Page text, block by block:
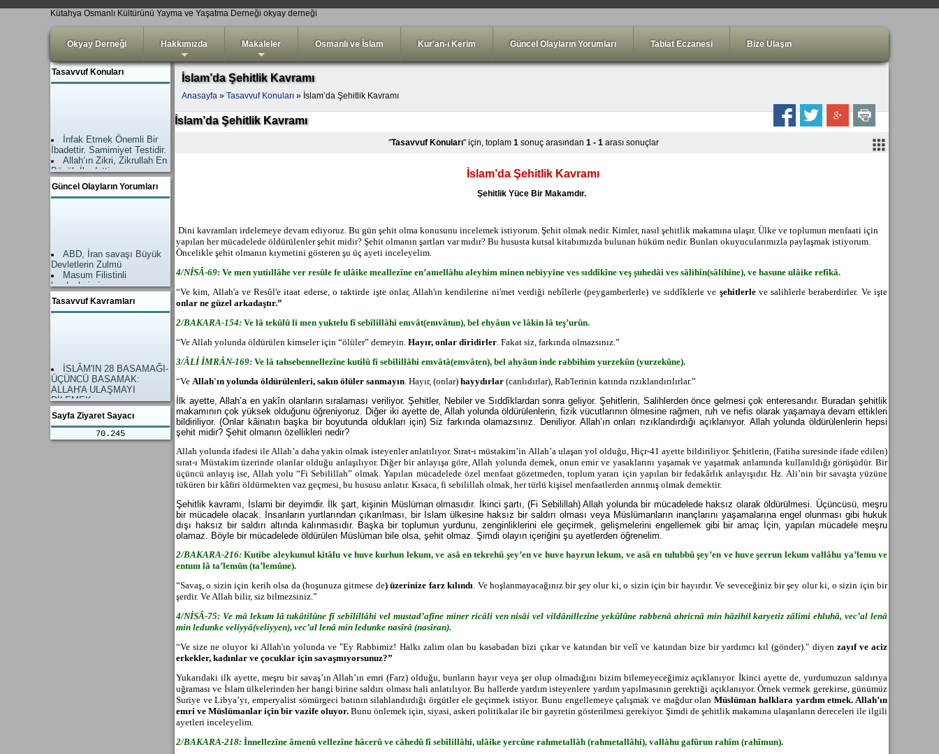
Kütahya Osmanlı Kültürünü Yayma ve Yaşatma Derneği okyay derneği
Okyay Derneği
+
Hakkımızda
+
Makaleler Osmanlı ve İslam Kur'an-ı Kerim Güncel Olayların Yorumları Tabiat Eczanesi Bize Ulaşın
İslam’da Şehitlik Kavramı
Anasayfa » Tasavvuf Konuları » İslam’da Şehitlik Kavramı
İslam’da Şehitlik Kavramı
"Tasavvuf Konuları" için, toplam 1sonuç arasından 1 - 1arası sonuçlar
İslam’da Şehitlik Kavramı
Şehitlik Yüce Bir Makamdır.
Dini kavramları irdelemeye devam ediyoruz. Bu gün şehit olma konusunu incelemek istiyorum. Şehit olmak nedir. Kimler, nasıl şehitlik makamına ulaşır. Ülke ve toplumun menfaati için
yapılan her mücadelede öldürülenler şehit midir? Şehit olmanın şartları var mıdır? Bu hususta kutsal kitabımızda bulunan hüküm nedir. Bunları okuyucularımızla paylaşmak istiyorum.
Öncelikle şehit olmanın kıymetini gösteren şu üç ayeti inceleyelim.
4/NİSÂ-69: Ve men yutiıllâhe ver resûle fe ulâike meallezîne en’amellâhu aleyhim minen nebiyyîne ves sıddîkîne veş şuhedâi ves sâlihîn(sâlihîne), ve hasune ulâike refîkâ.
“Ve kim, Allah'a ve Resûl'e itaat ederse, o taktirde işte onlar, Allah'ın kendilerine ni'met verdiği nebîlerle (peygamberlerle) ve sıddîklerle ve şehitlerleve salihlerle beraberdirler. Ve işte
onlar ne güzel arkadaştır.”
2/BAKARA-154: Ve lâ tekûlû li men yuktelu fî sebîlillâhi emvât(emvâtun), bel ehyâun ve lâkin lâ teş’urûn.
“Ve Allah yolunda öldürülen kimseler için “ölüler” demeyin. Hayır, onlar diridirler. Fakat siz, farkında olmazsınız.”
3/ÂLİ İMRÂN-169: Ve lâ tahsebennellezîne kutilû fî sebîlillâhi emvâtâ(emvâten), bel ahyâun inde rabbihim yurzekûn (yurzekûne).
“Ve Allah'ın yolunda öldürülenleri, sakın ölüler sanmayın. Hayır, (onlar) hayydırlar (canlıdırlar), Rab'lerinin katında rızıklandırılırlar.”
İlk ayette, Allah’a en yakîn olanların sıralaması veriliyor. Şehitler, Nebiler ve Sıddîklardan sonra geliyor. Şehitlerin, Salihlerden önce gelmesi çok enteresandır. Buradan şehitlik
makamının çok yüksek olduğunu öğreniyoruz. Diğer iki ayette de, Allah yolunda öldürülenlerin, fizik vücutlarının ölmesine rağmen, ruh ve nefis olarak yaşamaya devam ettikleri
bildiriliyor. (Onlar kâinatın başka bir boyutunda oldukları için) Siz farkında olamazsınız. Deniliyor. Allah’ın onları rızıklandırdığı açıklanıyor. Allah yolunda öldürülenlerin hepsi
şehit midir? Şehit olmanın özellikleri nedir?
Allah yolunda ifadesi ile Allah’a daha yakin olmak isteyenler anlatılıyor. Sırat-ı müstakim’in Allah’a ulaşan yol olduğu, Hiçr-41 ayette bildiriliyor. Şehitlerin, (Fatiha suresinde ifade edilen)
sırat-ı Müstakim üzerinde olanlar olduğu anlaşılıyor. Diğer bir anlayışa göre, Allah yolunda demek, onun emir ve yasaklarını yaşamak ve yaşatmak anlamında kullanıldığı görüşüdür. Bir
üçüncü anlayış ise, Allah yolu “Fi Sebilillah” olmak. Yapılan mücadelede özel menfaat gözetmeden, toplum yararı için yapılan bir fedakârlık anlayışıdır. Hz. Ali’nin bir savaşta yüzüne
tüküren bir kâfiri öldürmekten vaz geçmesi, bu hususu anlatır. Kısaca, fi sebilillah olmak, her türlü kişisel menfaatlerden arınmış olmak demektir.
Şehitlik kavramı, İslami bir deyimdir. İlk şart, kişinin Müslüman olmasıdır. İkinci şartı, (Fi Sebilillah) Allah yolunda bir mücadelede haksız olarak öldürülmesi. Üçüncüsü, meşru
bir mücadele olacak. İnsanların yurtlarından çıkarılması, bir İslam ülkesine haksız bir saldırı olması veya Müslümanların inançlarını yaşamalarına engel olunması gibi hukuk
dışı haksız bir saldırı altında kalınmasıdır. Başka bir toplumun yurdunu, zenginliklerini ele geçirmek, gelişmelerini engellemek gibi bir amaç İçin, yapılan mücadele meşru
olamaz. Böyle bir mücadelede öldürülen Müslüman bile olsa, şehit olmaz. Şimdi olayın içeriğini şu ayetlerden öğrenelim.
2/BAKARA-216:Kutibe aleykumul kitâlu ve huve kurhun lekum, ve asâ en tekrehû şey’en ve huve hayrun lekum, ve asâ en tuhıbbûşey’en ve huve şerrun lekum vallâhu ya’lemu ve
entum lâ ta’lemûn (ta’lemûne).
“Savaş, o sizin için kerih olsa da (hoşunuza gitmese de) üzerinize farz kılındı. Ve hoşlanmayacağınız bir şey olur ki, o sizin için bir hayırdır. Ve seveceğiniz bir şey olur ki, o sizin için bir
şerdir. Ve Allah bilir, siz bilmezsiniz.”
4/NİSÂ-75: Ve mâ lekum lâ tukâtilûne fî sebîlillâhi vel mustad’afîne miner ricâli ven nisâi vel vildânillezîne yekûlûne rabbenâ ahricnâ min hâzihil karyetiz zâlimi ehluhâ, vec’al lenâ
min ledunke veliyyâ(veliyyen), vec’al lenâ min ledunke nasîrâ (nasîran).
“Ve size ne oluyor ki Allah'ın yolunda ve "Ey Rabbimiz! Halkı zalim olan bu kasabadan bizi çıkar ve katından bir velî ve katından bize bir yardımcı kıl (gönder)." diyen zayıf ve aciz
erkekler, kadınlar ve çocuklar için savaşmıyorsunuz?”
Yukarıdaki ilk ayette, meşru bir savaş’ın Allah’ın emri (Farz) olduğu, bunların hayır veya şer olup olmadığını bizim bilemeyeceğimiz açıklanıyor. İkinci ayette de, yurdumuzun saldırıya
uğraması ve İslam ülkelerinden her hangi birine saldırı olması hali anlatılıyor. Bu hallerde yardım isteyenlere yardım yapılmasının gerektiği açıklanıyor. Örnek vermek gerekirse, günümüz
Suriye ve Libya’yı, emperyalist sömürgeci batının silahlandırdığı örgütler ele geçirmek istiyor. Bunu engellemeye çalışmak ve mağdur olanMüslüman halklara yardım etmek. Allah’ın
emri ve Müslümanlar için bir vazife oluyor. Bunu önlemek için, siyasi, askeri politikalar ile bir gayretin gösterilmesi gerekiyor. Şimdi de şehitlik makamına ulaşanların dereceleri ile ilgili
ayetleri inceleyelim.
2/BAKARA-218: İnnellezîne âmenû vellezîne hâcerû ve câhedû fî sebîlillâhi, ulâike yercûne rahmetallâh (rahmetallâhi), vallâhu gafûrun rahîm (rahîmun).
Tasavvuf Konuları
İnfak Etmek Önemli Bir
İbadettir. Samimiyet Testidir.
Allah’ın Zikri, Zikrullah En
Büyük İbadettir.
İslam’da Şefaat Ahirette
değil, Dünyadadır.
Amel-i Salih (Nefis
Hayat devam ediyor.
Allahsız Mutluluk
Mümkün Değildir
ZİKİR EN BÜYÜK
İBADETTTİR
“Takva” Kavramı ne
anlama geliyor. Allâh’a Yakin
Güncel Olayların Yorumları
ABD, İran savaşı Büyük
Devletlerin Zulmü
Masum Filistinli
kardeşlerimiz
Allah Yardımı geldi.
Zalimler neye uğradıkları
şaşırdı.
Kuzay Atlantik İttifakı
NATO sallanımıyor.
Savaş Hukuku diye bir
şey kalmadı. Yahudileri
Ülkelerinden Kovan
Avrupalılar Haklı imiş.
Türk ve İslam
Düşmanlarının Fitnelerine
Tasavvuf Kavramları
İSLÂM'IN 28 BASAMAĞI-
ÜÇÜNCÜ BASAMAK:
ALLAH'A ULAŞMAYI
DİLEMEK
İSLÂM'IN 28 BASAMAĞI
- İKİNCİ BASAMAK:
OLAYLARIN
DEGERLENDİRİLMESİ
Sayfa Ziyaret Sayacı
70.245